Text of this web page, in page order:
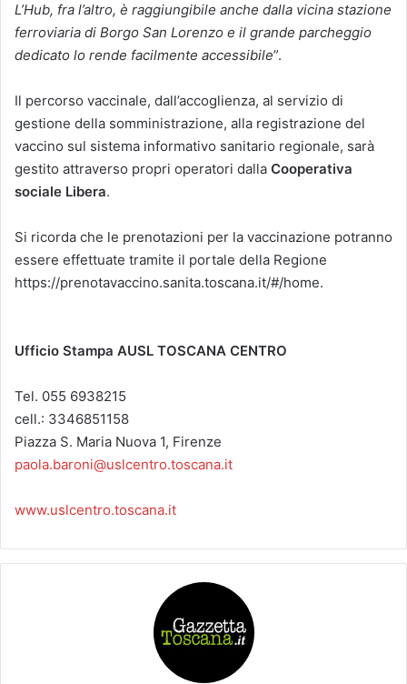
L’Hub, fra l’altro, è raggiungibile anche dalla vicina stazione
ferroviaria di Borgo San Lorenzo e il grande parcheggio
dedicato lo rende facilmente accessibile”.
Il percorso vaccinale, dall’accoglienza, al servizio di
gestione della somministrazione, alla registrazione del
vaccino sul sistema informativo sanitario regionale, sarà
gestito attraverso propri operatori dalla Cooperativa
sociale Libera.
Si ricorda che le prenotazioni per la vaccinazione potranno
essere effettuate tramite il portale della Regione
https://prenotavaccino.sanita.toscana.it/#/home.
Ufficio Stampa AUSL TOSCANA CENTRO
Tel. 055 6938215
cell.: 3346851158
Piazza S. Maria Nuova 1, Firenze
paola.baroni@uslcentro.toscana.it
www.uslcentro.toscana.it